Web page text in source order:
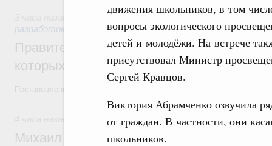
движения школьников, в том
вопросы экологического
детей и молодёжи. На встрече
присутствовал Министр
Сергей Кравцов.
Виктория Абрамченко озвучила
от граждан. В частности, они
школьников.
Государственная политика в сфере научных
разработок
Правительство расширило перечень
которых освобождаются от НДФЛ
Отрасль информационных технологий
Михаил Мишустин дал поручения по